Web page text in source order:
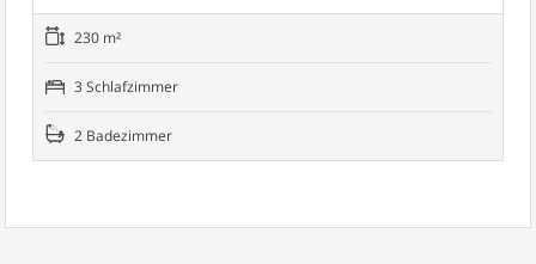
230 m²
3 Schlafzimmer
2 Badezimmer